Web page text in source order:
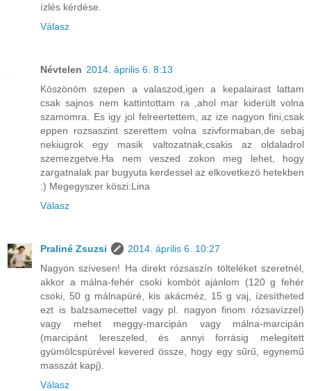
ízlés kérdése.
Válasz
Névtelen 2014. április 6. 8:13
Köszönöm szepen a valaszod,igen a kepalairast lattam
csak sajnos nem kattintottam ra ,ahol mar kiderült volna
szamomra. Es igy jol felreertettem, az ize nagyon fini,csak
eppen rozsaszint szerettem volna szivformaban,de sebaj
nekiugrok egy masik valtozatnak,csakis az oldaladrol
szemezgetve.Ha nem veszed zokon meg lehet, hogy
zargatnalak par bugyuta kerdessel az elkovetkezö hetekben
:) Megegyszer köszi:Lina
Válasz
Praliné Zsuzsi
2014. április 6. 10:27
Nagyon szívesen! Ha direkt rózsaszín tölteléket szeretnél,
akkor a málna-fehér csoki kombót ajánlom (120 g fehér
csoki, 50 g málnapüré, kis akácméz, 15 g vaj, ízesítheted
ezt is balzsamecettel vagy pl. nagyon finom rózsavízzel)
vagy mehet meggy-marcipán vagy málna-marcipán
(marcipánt lereszeled, és annyi forrásig melegített
gyümölcspürével kevered össze, hogy egy sűrű, egynemű
masszát kapj).
Válasz